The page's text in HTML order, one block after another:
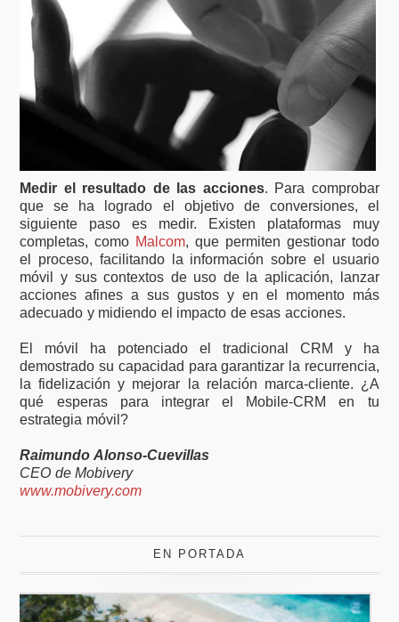
Medir el resultado de las acciones. Para comprobar
que se ha logrado el objetivo de conversiones, el
siguiente paso es medir. Existen plataformas muy
completas, como Malcom, que permiten gestionar todo
el proceso, facilitando la información sobre el usuario
móvil y sus contextos de uso de la aplicación, lanzar
acciones afines a sus gustos y en el momento más
adecuado y midiendo el impacto de esas acciones.
El móvil ha potenciado el tradicional CRM y ha
demostrado su capacidad para garantizar la recurrencia,
la fidelización y mejorar la relación marca-cliente. ¿A
qué esperas para integrar el Mobile-CRM en tu
estrategia móvil?
Raimundo Alonso-Cuevillas
CEO de Mobivery
www.mobivery.com
EN PORTADA